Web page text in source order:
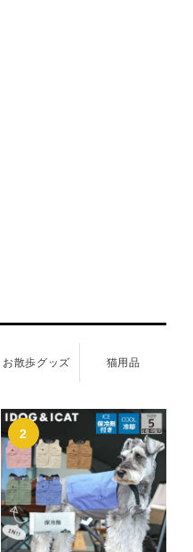
お散歩グッズ 猫用品